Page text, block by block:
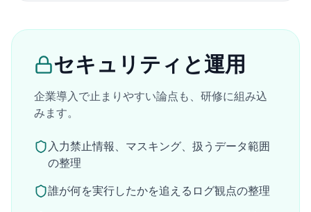
セキュリティと運用
企業導入で止まりやすい論点も、研修に組み込
みます。
入力禁止情報、マスキング、扱うデータ範囲
の整理
誰が何を実行したかを追えるログ観点の整理